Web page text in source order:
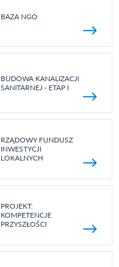
BAZA NGO
BUDOWA KANALIZACJI
SANITARNEJ - ETAP I
RZĄDOWY FUNDUSZ
INWESTYCJI
LOKALNYCH
PROJEKT:
KOMPETENCJE
PRZYSZŁOŚCI